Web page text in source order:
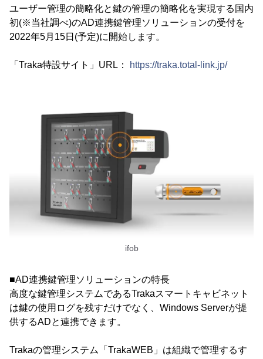
ユーザー管理の簡略化と鍵の管理の簡略化を実現する国内
初(※当社調べ)のAD連携鍵管理ソリューションの受付を
2022年5月15日(予定)に開始します。
「Traka特設サイト」URL： https://traka.total-link.jp/
ifob
■AD連携鍵管理ソリューションの特長
高度な鍵管理システムであるTrakaスマートキャビネット
は鍵の使用ログを残すだけでなく、Windows Serverが提
供するADと連携できます。
Trakaの管理システム「TrakaWEB」は組織で管理するす